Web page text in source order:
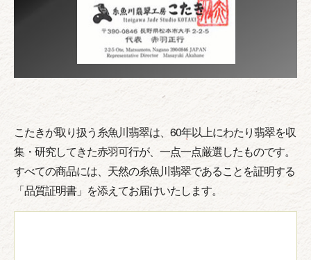
こたきが取り扱う糸魚川翡翠は、60年以上にわたり翡翠を収
集・研究してきた赤羽可行が、一点一点厳選したものです。
すべての商品には、天然の糸魚川翡翠であることを証明する
「品質証明書」を添えてお届けいたします。